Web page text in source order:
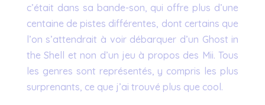
c’était dans sa bande-son, qui offre plus d’une
centaine de pistes différentes, dont certains que
l’on s’attendrait à voir débarquer d’un Ghost in
the Shell et non d’un jeu à propos des Mii. Tous
les genres sont représentés, y compris les plus
surprenants, ce que j’ai trouvé plus que cool.